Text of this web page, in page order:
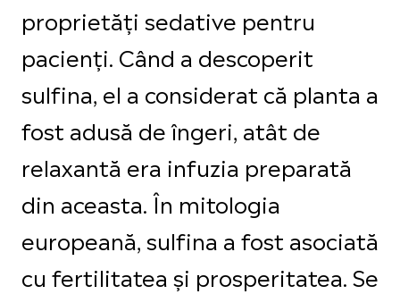
proprietăți sedative pentru
pacienți. Când a descoperit
sulfina, el a considerat că planta a
fost adusă de îngeri, atât de
relaxantă era infuzia preparată
din aceasta. În mitologia
europeană, sulfina a fost asociată
cu fertilitatea și prosperitatea. Se